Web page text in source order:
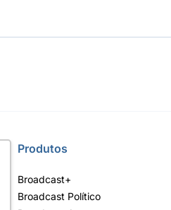
Produtos
Broadcast+
Broadcast Político